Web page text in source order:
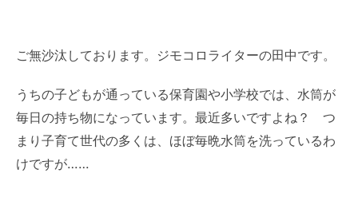
ご無沙汰しております。ジモコロライターの田中です。
うちの子どもが通っている保育園や小学校では、水筒が
毎日の持ち物になっています。最近多いですよね？ つ
まり子育て世代の多くは、ほぼ毎晩水筒を洗っているわ
けですが……